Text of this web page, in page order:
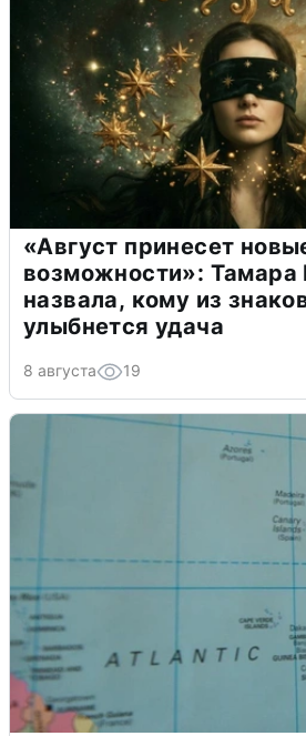
«Август принесет
возможности»: Тамара
назвала, кому из
улыбнется удача
8 августа 19